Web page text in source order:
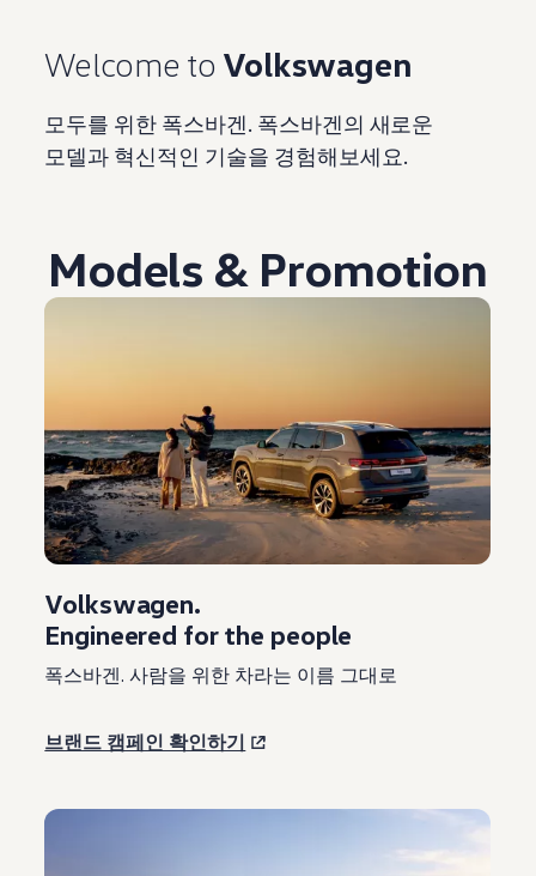
Welcome to Volkswagen
모두를 위한 폭스바겐. 폭스바겐의 새로운
모델과 혁신적인 기술을 경험해보세요.
Models & Promotion
Volkswagen.
Engineered for the people
폭스바겐. 사람을 위한 차라는 이름 그대로
브랜드 캠페인 확인하기